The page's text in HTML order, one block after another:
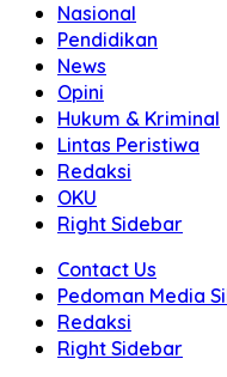
Nasional
Pendidikan
News
Opini
Hukum & Kriminal
Lintas Peristiwa
Redaksi
OKU
Right Sidebar
Contact Us
Pedoman Media
Redaksi
Right Sidebar